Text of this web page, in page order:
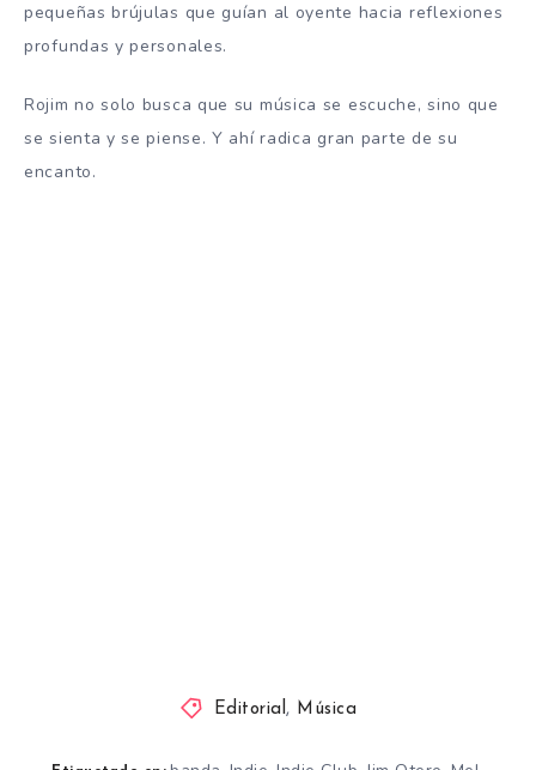
pequeñas brújulas que guían al oyente hacia reflexiones
profundas y personales.
Rojim no solo busca que su música se escuche, sino que
se sienta y se piense. Y ahí radica gran parte de su
encanto.
Editorial , Música